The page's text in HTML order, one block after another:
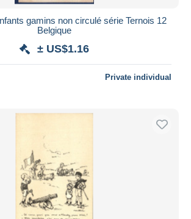
gamins non circulé série Ternois 12
Belgique
± US$1.16
Private individual